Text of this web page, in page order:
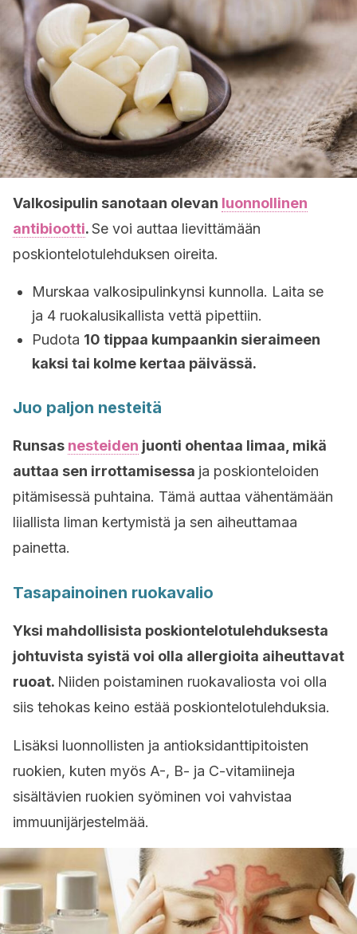
Valkosipulin sanotaan olevan luonnollinen
antibiootti.Se voi auttaa lievittämään
poskiontelotulehduksen oireita.
Murskaa valkosipulinkynsi kunnolla. Laita se
ja 4 ruokalusikallista vettä pipettiin.
Pudota 10 tippaa kumpaankin sieraimeen
kaksi tai kolme kertaa päivässä.
Juo paljon nesteitä
Runsas nesteiden juonti ohentaa limaa, mikä
auttaa sen irrottamisessa ja poskionteloiden
pitämisessä puhtaina. Tämä auttaa vähentämään
liiallista liman kertymistä ja sen aiheuttamaa
painetta.
Tasapainoinen ruokavalio
Yksi mahdollisista poskiontelotulehduksesta
johtuvista syistä voi olla allergioita aiheuttavat
ruoat. Niiden poistaminen ruokavaliosta voi olla
siis tehokas keino estää poskiontelotulehduksia.
Lisäksi luonnollisten ja antioksidanttipitoisten
ruokien, kuten myös A-, B- ja C-vitamiineja
sisältävien ruokien syöminen voi vahvistaa
immuunijärjestelmää.